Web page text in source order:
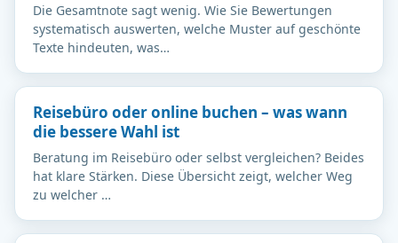
Die Gesamtnote sagt wenig. Wie Sie Bewertungen
systematisch auswerten, welche Muster auf geschönte
Texte hindeuten, was…
Reisebüro oder online buchen – was wann
die bessere Wahl ist
Beratung im Reisebüro oder selbst vergleichen? Beides
hat klare Stärken. Diese Übersicht zeigt, welcher Weg
zu welcher …